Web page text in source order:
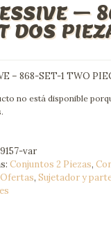
–
DOS
– 868-SET-1 TWO
no está disponible
var
Conjuntos 2 Piezas,
Ofertas, Sujetador y